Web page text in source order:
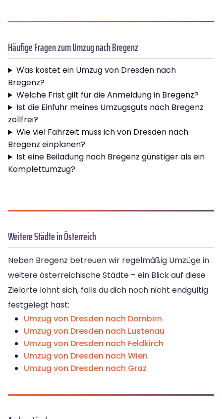
Häufige Fragen zum Umzug nach Bregenz
Was kostet ein Umzug von Dresden nach
Bregenz?
Welche Frist gilt für die Anmeldung in Bregenz?
Ist die Einfuhr meines Umzugsguts nach Bregenz
zollfrei?
Wie viel Fahrzeit muss ich von Dresden nach
Bregenz einplanen?
Ist eine Beiladung nach Bregenz günstiger als ein
Komplettumzug?
Weitere Städte in Österreich
Neben Bregenz betreuen wir regelmäßig Umzüge in
weitere österreichische Städte – ein Blick auf diese
Zielorte lohnt sich, falls du dich noch nicht endgültig
festgelegt hast:
Umzug von Dresden nach Dornbirn
Umzug von Dresden nach Lustenau
Umzug von Dresden nach Feldkirch
Umzug von Dresden nach Wien
Umzug von Dresden nach Graz